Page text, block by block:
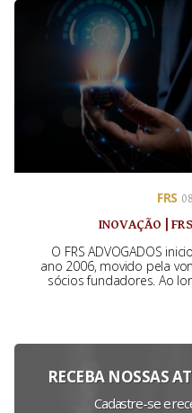
FRS
INOVAÇÃO |
O FRS ADVOGADOS
ano 2006, movido pela
sócios fundadores. Ao
RECEBA NOSSAS
Cadastre-se e